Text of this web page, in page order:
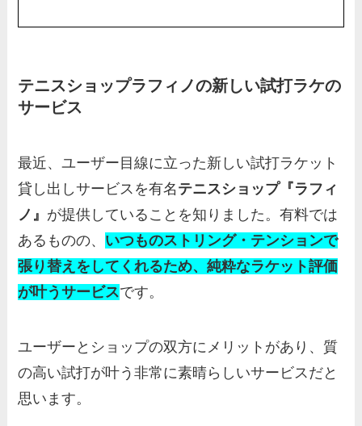
テニスショップラフィノの新しい試打ラケの
サービス
最近、ユーザー目線に立った新しい試打ラケット
貸し出しサービスを有名 テニスショップ『ラフィ
ノ』 が提供していることを知りました。有料では
あるものの、 いつものストリング・テンションで
張り替えをしてくれるため、純粋なラケット評価
が叶うサービスです。
ユーザーとショップの双方にメリットがあり、質
の高い試打が叶う非常に素晴らしいサービスだと
思います。